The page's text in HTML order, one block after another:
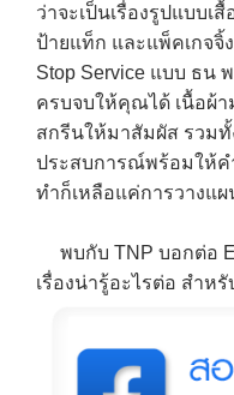
ว่าจะเป็นเรื่องรูปแบบเ
ป้ายแท็ก และแพ็คเกจจิ้
Stop Service แบบ ธน
ครบจบให้คุณได้ เนื้อผ้า
สกรีนให้มาสัมผัส รวม
ประสบการณ์พร้อมให้
ทำก็เหลือแค่การวางแ
พบกับ TNP บอกต่อ
เรื่องน่ารู้อะไรต่อ สำห